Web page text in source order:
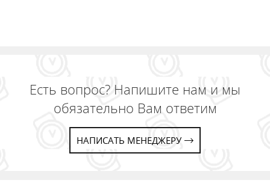
Есть вопрос? Напишите нам и мы
обязательно Вам ответим
НАПИСАТЬ МЕНЕДЖЕРУ